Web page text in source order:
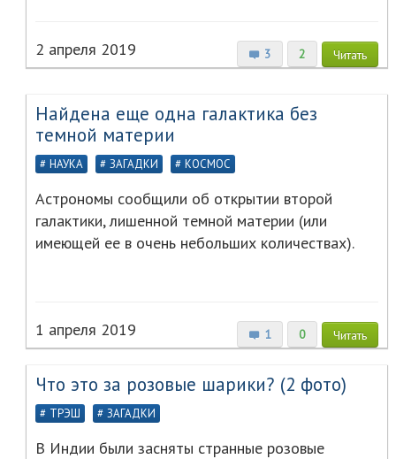
3 2 Читать
2 апреля 2019
Найдена еще одна галактика без
темной материи
НАУКА ЗАГАДКИ КОСМОС
Астрономы сообщили об открытии второй
галактики, лишенной темной материи (или
имеющей ее в очень небольших количествах).
1 0 Читать
1 апреля 2019
Что это за розовые шарики? (2 фото)
ТРЭШ ЗАГАДКИ
В Индии были засняты странные розовые